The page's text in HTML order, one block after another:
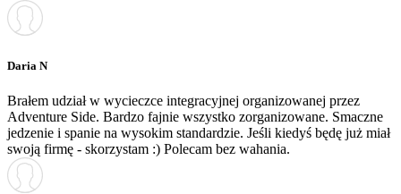
Daria N
Brałem udział w wycieczce integracyjnej organizowanej przez
Adventure Side. Bardzo fajnie wszystko zorganizowane. Smaczne
jedzenie i spanie na wysokim standardzie. Jeśli kiedyś będę już miał
swoją firmę - skorzystam :) Polecam bez wahania.